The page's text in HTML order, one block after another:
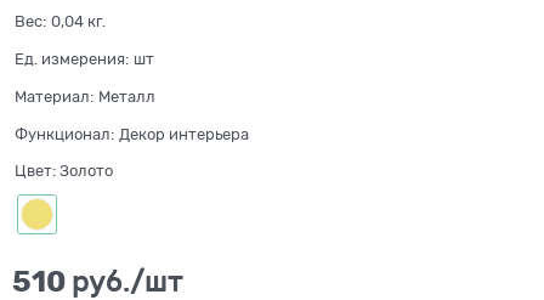
Вес: 0,04 кг.
Ед. измерения: шт
Материал: Металл
Функционал: Декор интерьера
Цвет: Золото
510 руб./шт